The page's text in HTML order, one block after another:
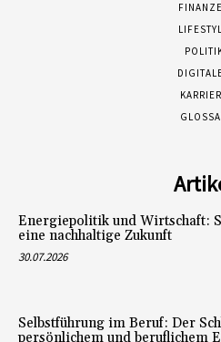
Energiepolitik und Wirtschaft:
eine nachhaltige Zukunft
30.07.2026
Selbstführung im Beruf: Der
persönlichem und beruflichem